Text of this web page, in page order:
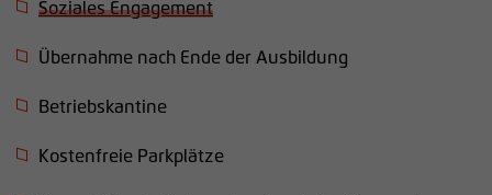
Soziales Engagement
Übernahme nach Ende der Ausbildung
Betriebskantine
Kostenfreie Parkplätze